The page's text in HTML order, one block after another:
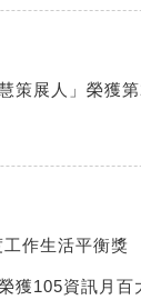
策展人」榮獲
作生活平衡獎
獲105資訊月百